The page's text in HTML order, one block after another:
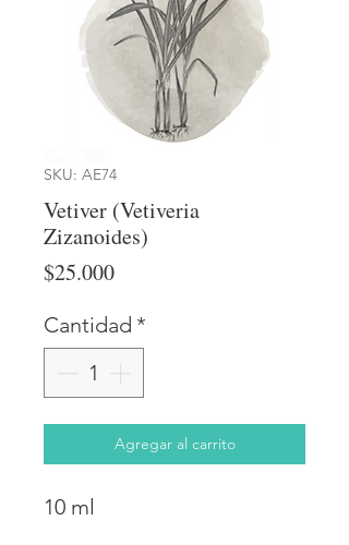
SKU: AE74
Vetiver (Vetiveria
Zizanoides)
$25.000Precio
Cantidad *
Agregar al carrito
10 ml